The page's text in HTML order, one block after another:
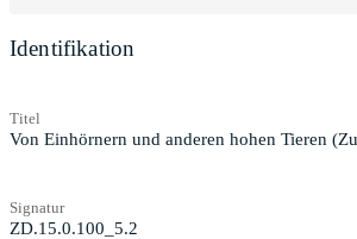
Identifikation
Titel
Von Einhörnern und anderen hohen Tieren
Signatur
ZD.15.0.100_5.2